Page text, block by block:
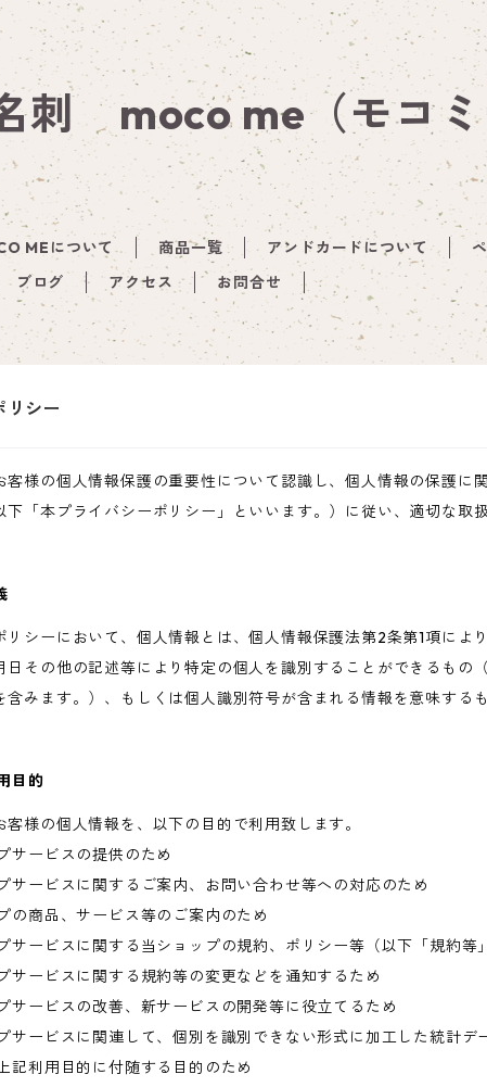
刺 moco me（モコ
MEについて 商品一覧 アンドカードについて
ブログ アクセス お問合せ
リシー
客様の個人情報保護の重要性について認識し、個人情報の保護
下「本プライバシーポリシー」といいます。）に従い、適切な取
リシーにおいて、個人情報とは、個人情報保護法第2条第1項に
日その他の記述等により特定の個人を識別することができるも
含みます。）、もしくは個人識別符号が含まれる情報を意味するも
目的
客様の個人情報を、以下の目的で利用致します。
サービスの提供のため
サービスに関するご案内、お問い合わせ等への対応のため
の商品、サービス等のご案内のため
サービスに関する当ショップの規約、ポリシー等（以下「規約
サービスに関する規約等の変更などを通知するため
サービスの改善、新サービスの開発等に役立てるため
サービスに関連して、個別を識別できない形式に加工した統計デ
記利用目的に付随する目的のため